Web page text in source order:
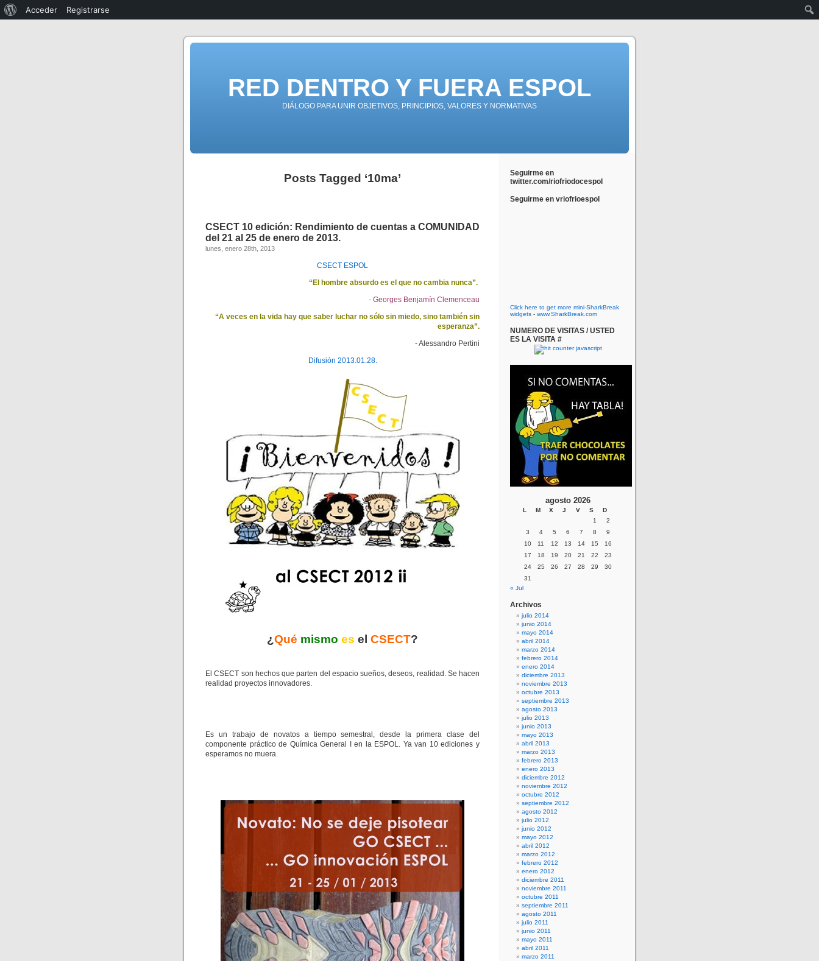
RED DENTRO Y FUERA ESPOL
DIÁLOGO PARA UNIR OBJETIVOS, PRINCIPIOS, VALORES Y NORMATIVAS
Posts Tagged ‘10ma’
CSECT 10 edición: Rendimiento de cuentas a COMUNIDAD
del 21 al 25 de enero de 2013.
lunes, enero 28th, 2013
CSECT ESPOL
“El hombre absurdo es el que no cambia nunca”.
- Georges Benjamín Clemenceau
“A veces en la vida hay que saber luchar no sólo sin miedo, sino también sin
esperanza”.
- Alessandro Pertini
Difusión 2013.01.28.
¿Qué mismo es el CSECT?
El CSECT son hechos que parten del espacio sueños, deseos, realidad. Se hacen
realidad proyectos innovadores.
Es un trabajo de novatos a tiempo semestral, desde la primera clase del
componente práctico de Química General I en la ESPOL. Ya van 10 ediciones y
esperamos no muera.
Seguirme en
twitter.com/riofriodocespol
Seguirme en vriofrioespol
Click here to get more mini-SharkBreak
widgets - www.SharkBreak.com
NUMERO DE VISITAS / USTED
ES LA VISITA #
agosto 2026
L M X J V S
D
1
2
3
4 5 6 7 8
9
10
11 12 13 14 15
16
17
18 19 20 21 22
23
24
25 26 27 28 29
30
31
« Jul
Archivos
julio 2014
junio 2014
mayo 2014
abril 2014
marzo 2014
febrero 2014
enero 2014
diciembre 2013
noviembre 2013
octubre 2013
septiembre 2013
agosto 2013
julio 2013
junio 2013
mayo 2013
abril 2013
marzo 2013
febrero 2013
enero 2013
diciembre 2012
noviembre 2012
octubre 2012
septiembre 2012
agosto 2012
julio 2012
junio 2012
mayo 2012
abril 2012
marzo 2012
febrero 2012
enero 2012
diciembre 2011
noviembre 2011
octubre 2011
septiembre 2011
agosto 2011
julio 2011
junio 2011
mayo 2011
abril 2011
marzo 2011
Acceder Registrarse